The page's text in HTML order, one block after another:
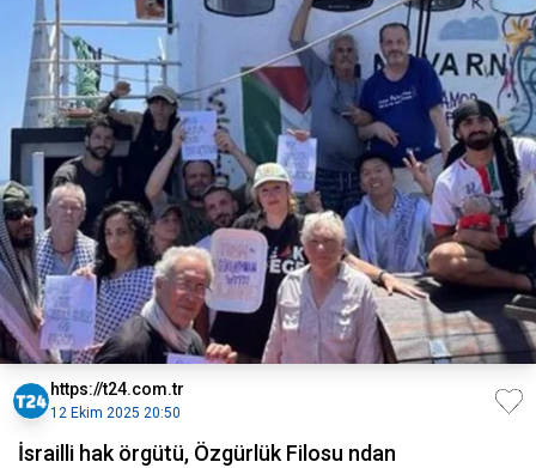
https://t24.com.tr
12 Ekim 2025 20:50
İsrailli hak örgütü, Özgürlük Filosu ndan